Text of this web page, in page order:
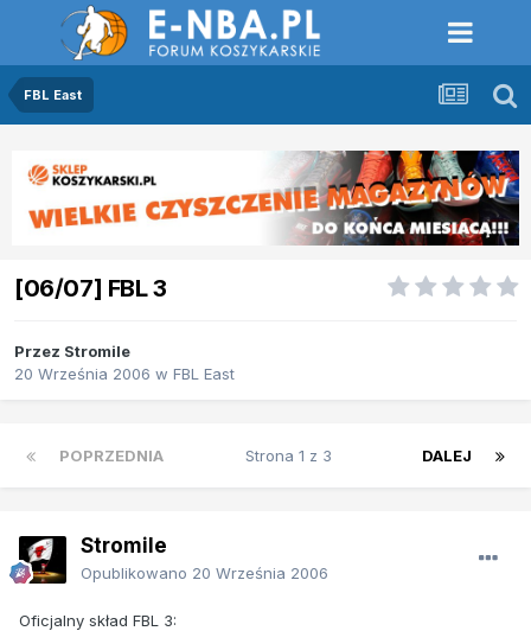
FBL East
[06/07] FBL 3
Przez Stromile
20 Września 2006 w FBL East
POPRZEDNIA DALEJ
Strona 1 z 3
Stromile
Opublikowano 20 Września 2006
Oficjalny skład FBL 3: